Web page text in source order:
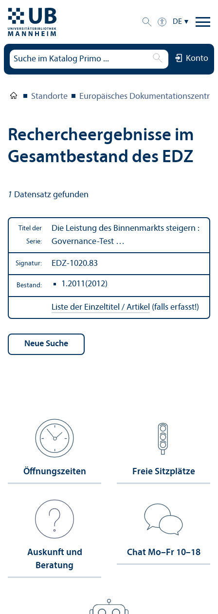
DE
Konto
Standorte Europäisches
Rechercheergebnisse im
Gesamtbestand des EDZ
1 Datensatz gefunden
Titel der
Serie:
Die Leistung des Binnen­markts steigern :
Governance-Test …
Signatur: EDZ-1020.83
Bestand: 1.2011(2012)
Liste der Einzeltitel / Artikel (falls erfasst!)
Öffnungs­zeiten Freie Sitzplätze
Auskunft und
Beratung
Chat Mo–Fr 10–18